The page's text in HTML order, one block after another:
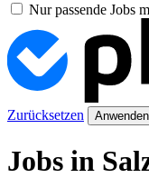
Nur passende Jobs
Zurücksetzen Anwenden
Jobs in